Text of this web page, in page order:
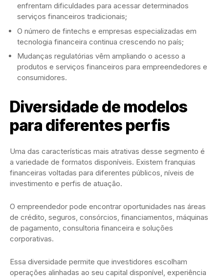
enfrentam dificuldades para acessar determinados
serviços financeiros tradicionais;
O número de fintechs e empresas especializadas em
tecnologia financeira continua crescendo no país;
Mudanças regulatórias vêm ampliando o acesso a
produtos e serviços financeiros para empreendedores e
consumidores.
Diversidade de modelos
para diferentes perfis
Uma das características mais atrativas desse segmento é
a variedade de formatos disponíveis. Existem franquias
financeiras voltadas para diferentes públicos, níveis de
investimento e perfis de atuação.
O empreendedor pode encontrar oportunidades nas áreas
de crédito, seguros, consórcios, financiamentos, máquinas
de pagamento, consultoria financeira e soluções
corporativas.
Essa diversidade permite que investidores escolham
operações alinhadas ao seu capital disponível, experiência